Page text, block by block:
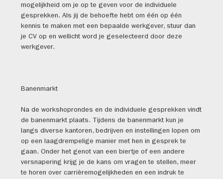
mogelijkheid om je op te geven voor de individuele
gesprekken. Als jij de behoefte hebt om één op één
kennis te maken met een bepaalde werkgever, stuur dan
je CV op en wellicht word je geselecteerd door deze
werkgever.
Banenmarkt
Na de workshoprondes en de individuele gesprekken vindt
de banenmarkt plaats. Tijdens de banenmarkt kun je
langs diverse kantoren, bedrijven en instellingen lopen om
op een laagdrempelige manier met hen in gesprek te
gaan. Onder het genot van een biertje of een andere
versnapering krijg je de kans om vragen te stellen, meer
te horen over carrièremogelijkheden en een indruk te